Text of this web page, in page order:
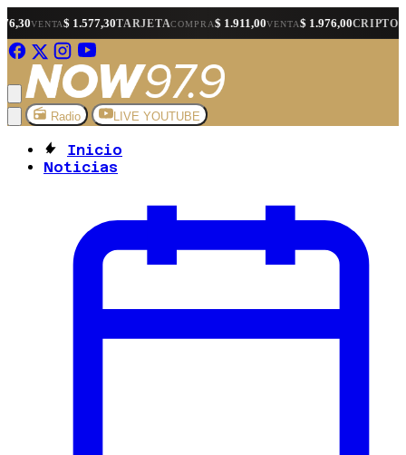
$ 1.577,30TARJETACOMPRA$ 1.911,00VENTA$ 1.976,00CRIPTOCOMPRA$
Radio LIVE YOUTUBE
Inicio
Noticias